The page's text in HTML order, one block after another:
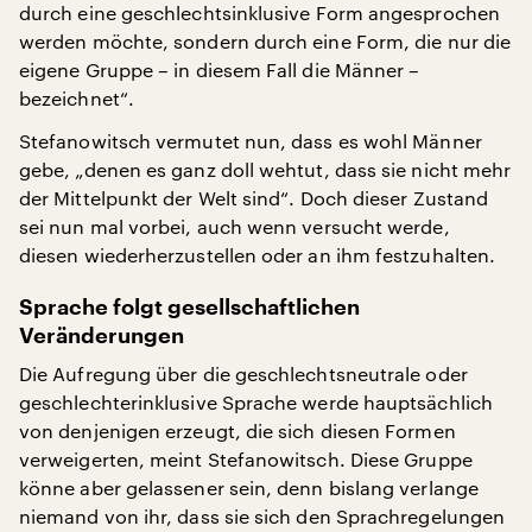
durch eine geschlechtsinklusive Form angesprochen
werden möchte, sondern durch eine Form, die nur die
eigene Gruppe – in diesem Fall die Männer –
bezeichnet“.
Stefanowitsch vermutet nun, dass es wohl Männer
gebe, „denen es ganz doll wehtut, dass sie nicht mehr
der Mittelpunkt der Welt sind“. Doch dieser Zustand
sei nun mal vorbei, auch wenn versucht werde,
diesen wiederherzustellen oder an ihm festzuhalten.
Sprache folgt gesellschaftlichen
Veränderungen
Die Aufregung über die geschlechtsneutrale oder
geschlechterinklusive Sprache werde hauptsächlich
von denjenigen erzeugt, die sich diesen Formen
verweigerten, meint Stefanowitsch. Diese Gruppe
könne aber gelassener sein, denn bislang verlange
niemand von ihr, dass sie sich den Sprachregelungen